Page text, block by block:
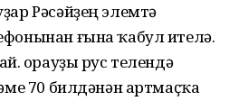
Рәсәйҙең элемтә
ғына ҡабул ителә.
Һорауҙы рус телендә
70 билдәнән артмаҫҡа